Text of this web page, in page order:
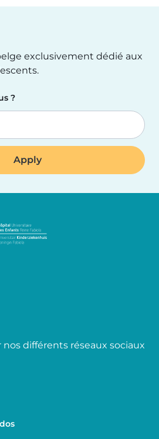
exclusivement dédié aux
?
différents réseaux sociaux